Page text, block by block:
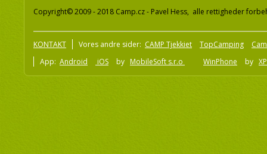
Copyright© 2009 - 2018 Camp.cz - Pavel Hess, alle rettigheder
KONTAKT Vores andre sider: CAMP Tjekkiet TopCamping
App: Android iOS by MobileSoft s.r.o WinPhone by